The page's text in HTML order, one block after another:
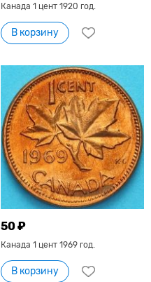
Канада 1 цент 1920 год.
В корзину
50 ₽
Канада 1 цент 1969 год.
В корзину